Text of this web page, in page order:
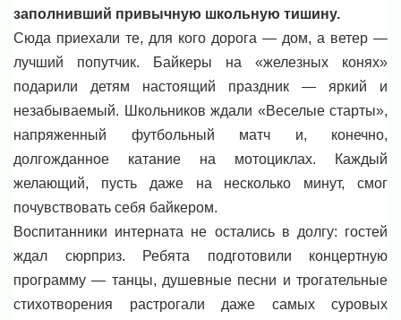
заполнивший привычную школьную тишину.
Сюда приехали те, для кого дорога — дом, а ветер —
лучший попутчик. Байкеры на «железных конях»
подарили детям настоящий праздник — яркий и
незабываемый. Школьников ждали «Веселые старты»,
напряженный футбольный матч и, конечно,
долгожданное катание на мотоциклах. Каждый
желающий, пусть даже на несколько минут, смог
почувствовать себя байкером.
Воспитанники интерната не остались в долгу: гостей
ждал сюрприз. Ребята подготовили концертную
программу — танцы, душевные песни и трогательные
стихотворения растрогали даже самых суровых